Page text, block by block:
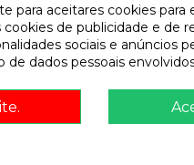
para aceitares cookies
cookies de publicidade e de
sociais e anúncios
de dados pessoais